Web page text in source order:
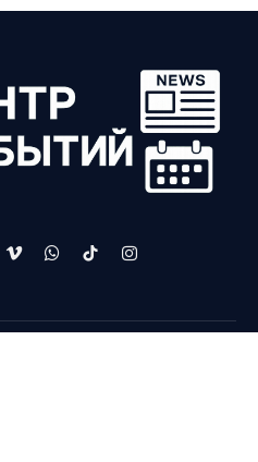
VimeoWhatsApp
TikTokInstagram